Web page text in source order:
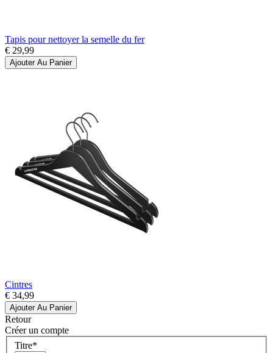
Tapis pour nettoyer la semelle du fer
€ 29,99
Ajouter Au Panier
Cintres
€ 34,99
Ajouter Au Panier
Retour
Créer un compte
Titre*